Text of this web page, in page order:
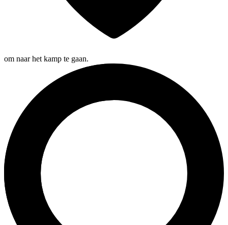
om naar het kamp te gaan.